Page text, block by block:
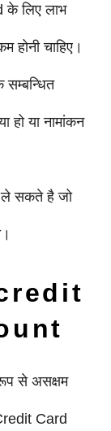
के लिए लाभ
होनी चाहिए।
सम्बन्धित
हो या नामांकन
ले सकते है जो
रूप से असक्षम
Card